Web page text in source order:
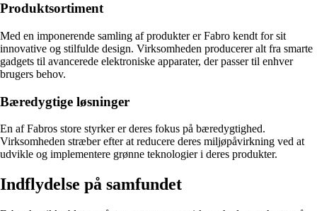
Produktsortiment
Med en imponerende samling af produkter er Fabro kendt for sit
innovative og stilfulde design. Virksomheden producerer alt fra smarte
gadgets til avancerede elektroniske apparater, der passer til enhver
brugers behov.
Bæredygtige løsninger
En af Fabros store styrker er deres fokus på bæredygtighed.
Virksomheden stræber efter at reducere deres miljøpåvirkning ved at
udvikle og implementere grønne teknologier i deres produkter.
Indflydelse på samfundet